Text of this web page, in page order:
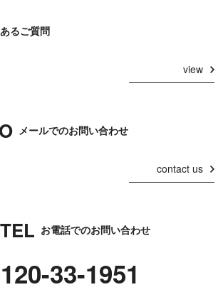
るご質問
view
メールでのお問い合わせ
contact us
TEL お電話でのお問い合わせ
33-1951